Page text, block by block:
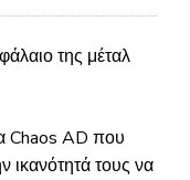
της μέταλ
Chaos AD που
ικανότητά τους να